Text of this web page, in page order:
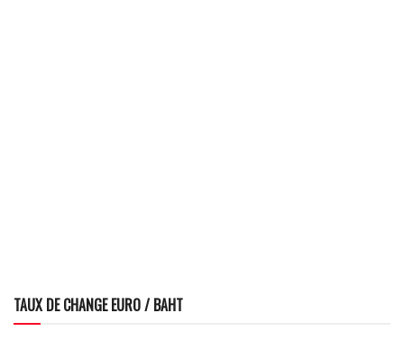
TAUX DE CHANGE EURO / BAHT